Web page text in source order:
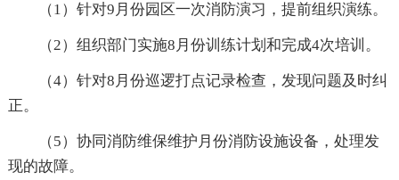
（1）针对9月份园区一次消防演习，提前组织演练。
（2）组织部门实施8月份训练计划和完成4次培训。
（4）针对8月份巡逻打点记录检查，发现问题及时纠
正。
（5）协同消防维保维护月份消防设施设备，处理发
现的故障。